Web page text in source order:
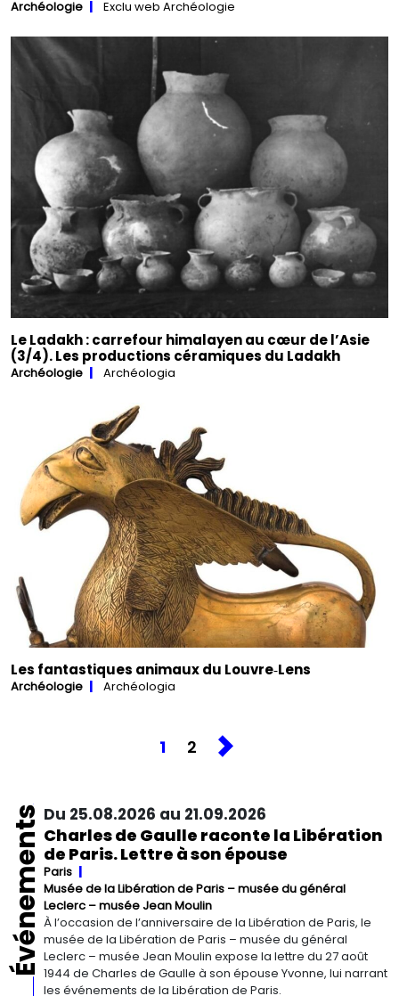
Archéologie Exclu web Archéologie
Le Ladakh : carrefour himalayen au cœur de l’Asie
(3/4). Les productions céramiques du Ladakh
Archéologie Archéologia
Les fantastiques animaux du Louvre‑Lens
Archéologie Archéologia
1 2
ÉvénementsDu 25.08.2026 au 21.09.2026
Charles de Gaulle raconte la Libération
de Paris. Lettre à son épouse
Paris
Musée de la Libération de Paris – musée du général
Leclerc – musée Jean Moulin
À l’occasion de l’anniversaire de la Libération de Paris, le
musée de la Libération de Paris – musée du général
Leclerc – musée Jean Moulin expose la lettre du 27 août
1944 de Charles de Gaulle à son épouse Yvonne, lui narrant
les événements de la Libération de Paris.